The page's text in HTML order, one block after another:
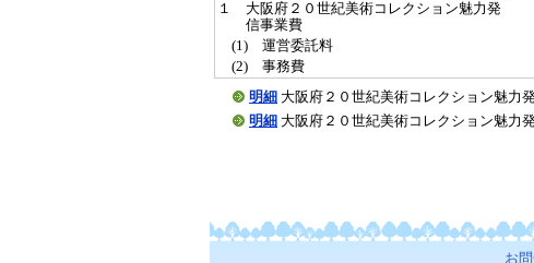
１ 大阪府２０世紀美術コレクション魅力発
信事業費
(1) 運営委託料
(2) 事務費
明細 大阪府２０世紀美術コレクション魅力
明細 大阪府２０世紀美術コレクション魅力
お